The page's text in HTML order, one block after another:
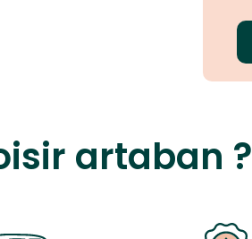
artaban ?